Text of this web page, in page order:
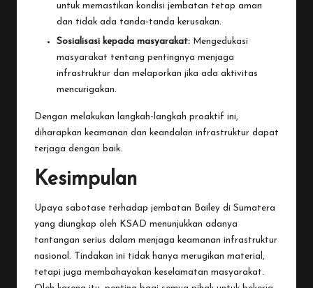
untuk memastikan kondisi jembatan tetap aman
dan tidak ada tanda-tanda kerusakan.
Sosialisasi kepada masyarakat: Mengedukasi
masyarakat tentang pentingnya menjaga
infrastruktur dan melaporkan jika ada aktivitas
mencurigakan.
Dengan melakukan langkah-langkah proaktif ini,
diharapkan keamanan dan keandalan infrastruktur dapat
terjaga dengan baik.
Kesimpulan
Upaya sabotase terhadap jembatan Bailey di Sumatera
yang diungkap oleh KSAD menunjukkan adanya
tantangan serius dalam menjaga keamanan infrastruktur
nasional. Tindakan ini tidak hanya merugikan material,
tetapi juga membahayakan keselamatan masyarakat.